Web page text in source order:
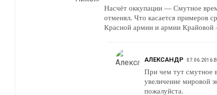
Насчёт оккупации — Смутное
отменял. Что касается примеров
Красной армии и армии Крайовой
АЛЕКСАНДР 07.06.2016
При чем тут смутное
увеличение мировой
пожалуйста.